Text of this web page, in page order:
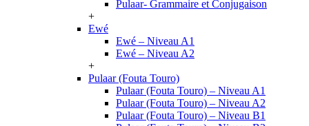
Pulaar- Grammaire et Conjugaison
+
Ewé
Ewé – Niveau A1
Ewé – Niveau A2
+
Pulaar (Fouta Touro)
Pulaar (Fouta Touro) – Niveau A1
Pulaar (Fouta Touro) – Niveau A2
Pulaar (Fouta Touro) – Niveau B1